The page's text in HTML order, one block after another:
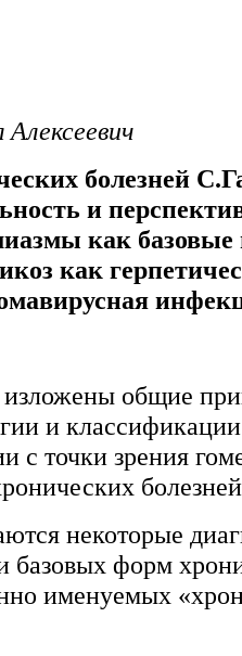
болезней
и
как
как
изложены общие
и
с точки зрения
некоторые
базовых форм
именуемых